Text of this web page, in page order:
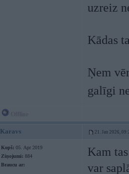
uzreiz
Kādas
Ņem
galīgi
Karavs 21. Jan 2026,
Kopš: 05. Apr 2019
Ziņojumi: 884
Braucu ar:
Kam
var